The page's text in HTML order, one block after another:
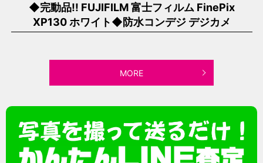
◆完動品!! FUJIFILM 富士フィルム FinePix
XP130 ホワイト◆防水コンデジ デジカメ
MORE